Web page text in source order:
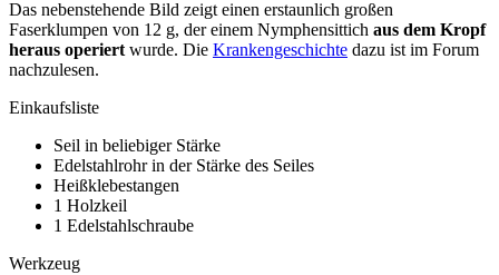
Das nebenstehende Bild zeigt einen erstaunlich großen
Faserklumpen von 12 g, der einem Nymphensittich aus dem Kropf
heraus operiert wurde. Die Krankengeschichte dazu ist im Forum
nachzulesen.
Einkaufsliste
Seil in beliebiger Stärke
Edelstahlrohr in der Stärke des Seiles
Heißklebestangen
1 Holzkeil
1 Edelstahlschraube
Werkzeug